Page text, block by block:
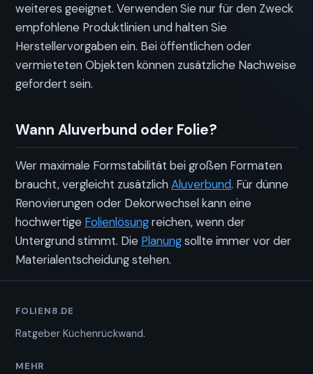
weiteres geeignet. Verwenden Sie nur für den Zweck
empfohlene Produktlinien und halten Sie
Herstellervorgaben ein. Bei öffentlichen oder
vermieteten Objekten können zusätzliche Nachweise
gefordert sein.
Wann Aluverbund oder Folie?
Wer maximale Formstabilität bei großen Formaten
braucht, vergleicht zusätzlichAluverbund. Für dünne
Renovierungen oder Dekorwechsel kann eine
hochwertige Folienlösungreichen, wenn der
Untergrund stimmt. Die Planungsollte immer vor der
Materialentscheidung stehen.
FOLIEN8.DE
Ratgeber Küchenrückwand.
MEHR